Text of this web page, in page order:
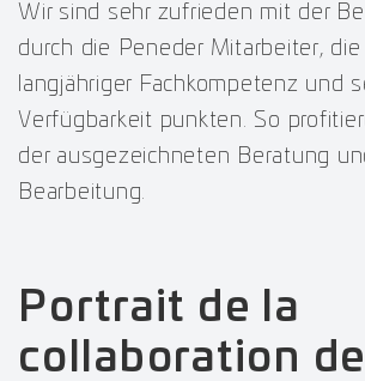
Wir sind sehr zufrieden mit der
durch die Peneder Mitarbeiter,
langjähriger Fachkompetenz und
Verfügbarkeit punkten. So
der ausgezeichneten Beratung
Bearbeitung.
Portrait de la
collaboration de